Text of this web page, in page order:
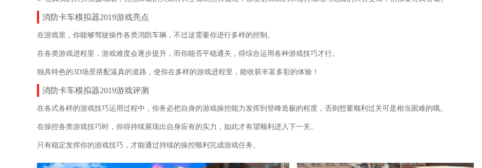
消防卡车模拟器2019游戏亮点
在游戏里，你能够驾驶操作各类消防车辆，不过这需要你进行多样的控制。
在各类游戏进程里，游戏难度会逐步提升，而你能否平稳通关，得综合运用各种游戏技巧才行。
独具特色的3D场景搭配逼真的道路，使你在多样的游戏进程里，能收获丰富多彩的体验！
消防卡车模拟器2019游戏评测
在各式各样的游戏技巧运用过程中，你务必把自身的游戏操控能力发挥到登峰造极的程度，否则想要顺利过关可是相当困难的哦。
在操控各类游戏技巧时，你得持续展现出自身应有的实力，如此才有望顺利进入下一关。
只有稳定发挥你的游戏技巧，才能通过持续的操控顺利完成游戏任务。